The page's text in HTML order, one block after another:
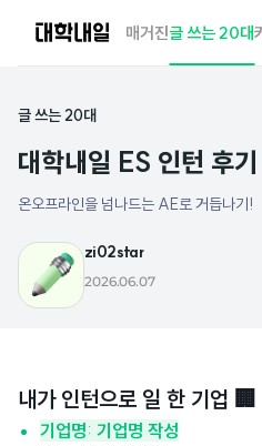
매거진글 쓰는 20대
글 쓰는 20대
대학내일 ES 인턴 후기
온오프라인을 넘나드는 AE로 거듭나기!
zi02star
2026.06.07
내가 인턴으로 일 한 기업 🏢
기업명: 기업명 작성